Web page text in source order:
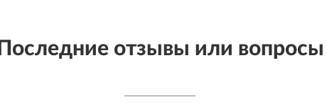
Последние отзывы или вопросы